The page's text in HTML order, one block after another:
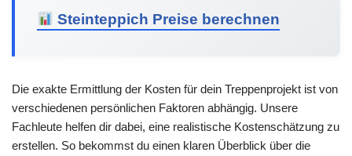
Steinteppich Preise berechnen
Die exakte Ermittlung der Kosten für dein Treppenprojekt ist von
verschiedenen persönlichen Faktoren abhängig. Unsere
Fachleute helfen dir dabei, eine realistische Kostenschätzung zu
erstellen. So bekommst du einen klaren Überblick über die